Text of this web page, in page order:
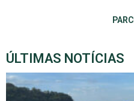
ÚLTIMAS NOTÍCIAS